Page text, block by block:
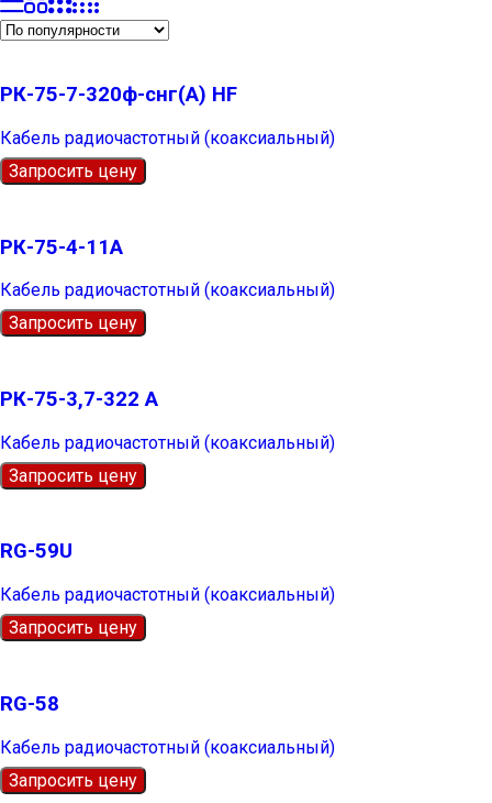
РК-75-7-320ф-снг(А) HF
Кабель радиочастотный (коаксиальный)
Запросить цену
РК-75-4-11А
Кабель радиочастотный (коаксиальный)
Запросить цену
РК-75-3,7-322 А
Кабель радиочастотный (коаксиальный)
Запросить цену
RG-59U
Кабель радиочастотный (коаксиальный)
Запросить цену
RG-58
Кабель радиочастотный (коаксиальный)
Запросить цену